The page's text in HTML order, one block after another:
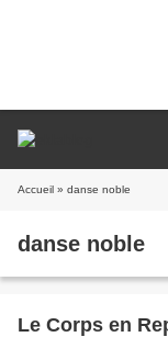
Accueil » danse noble
danse noble
Le Corps en